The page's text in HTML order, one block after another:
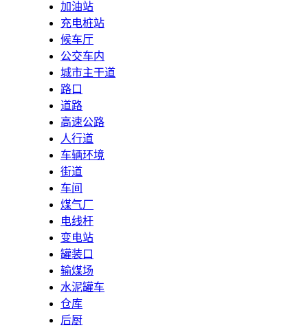
加油站
充电桩站
候车厅
公交车内
城市主干道
路口
道路
高速公路
人行道
车辆环境
街道
车间
煤气厂
电线杆
变电站
罐装口
输煤场
水泥罐车
仓库
后厨